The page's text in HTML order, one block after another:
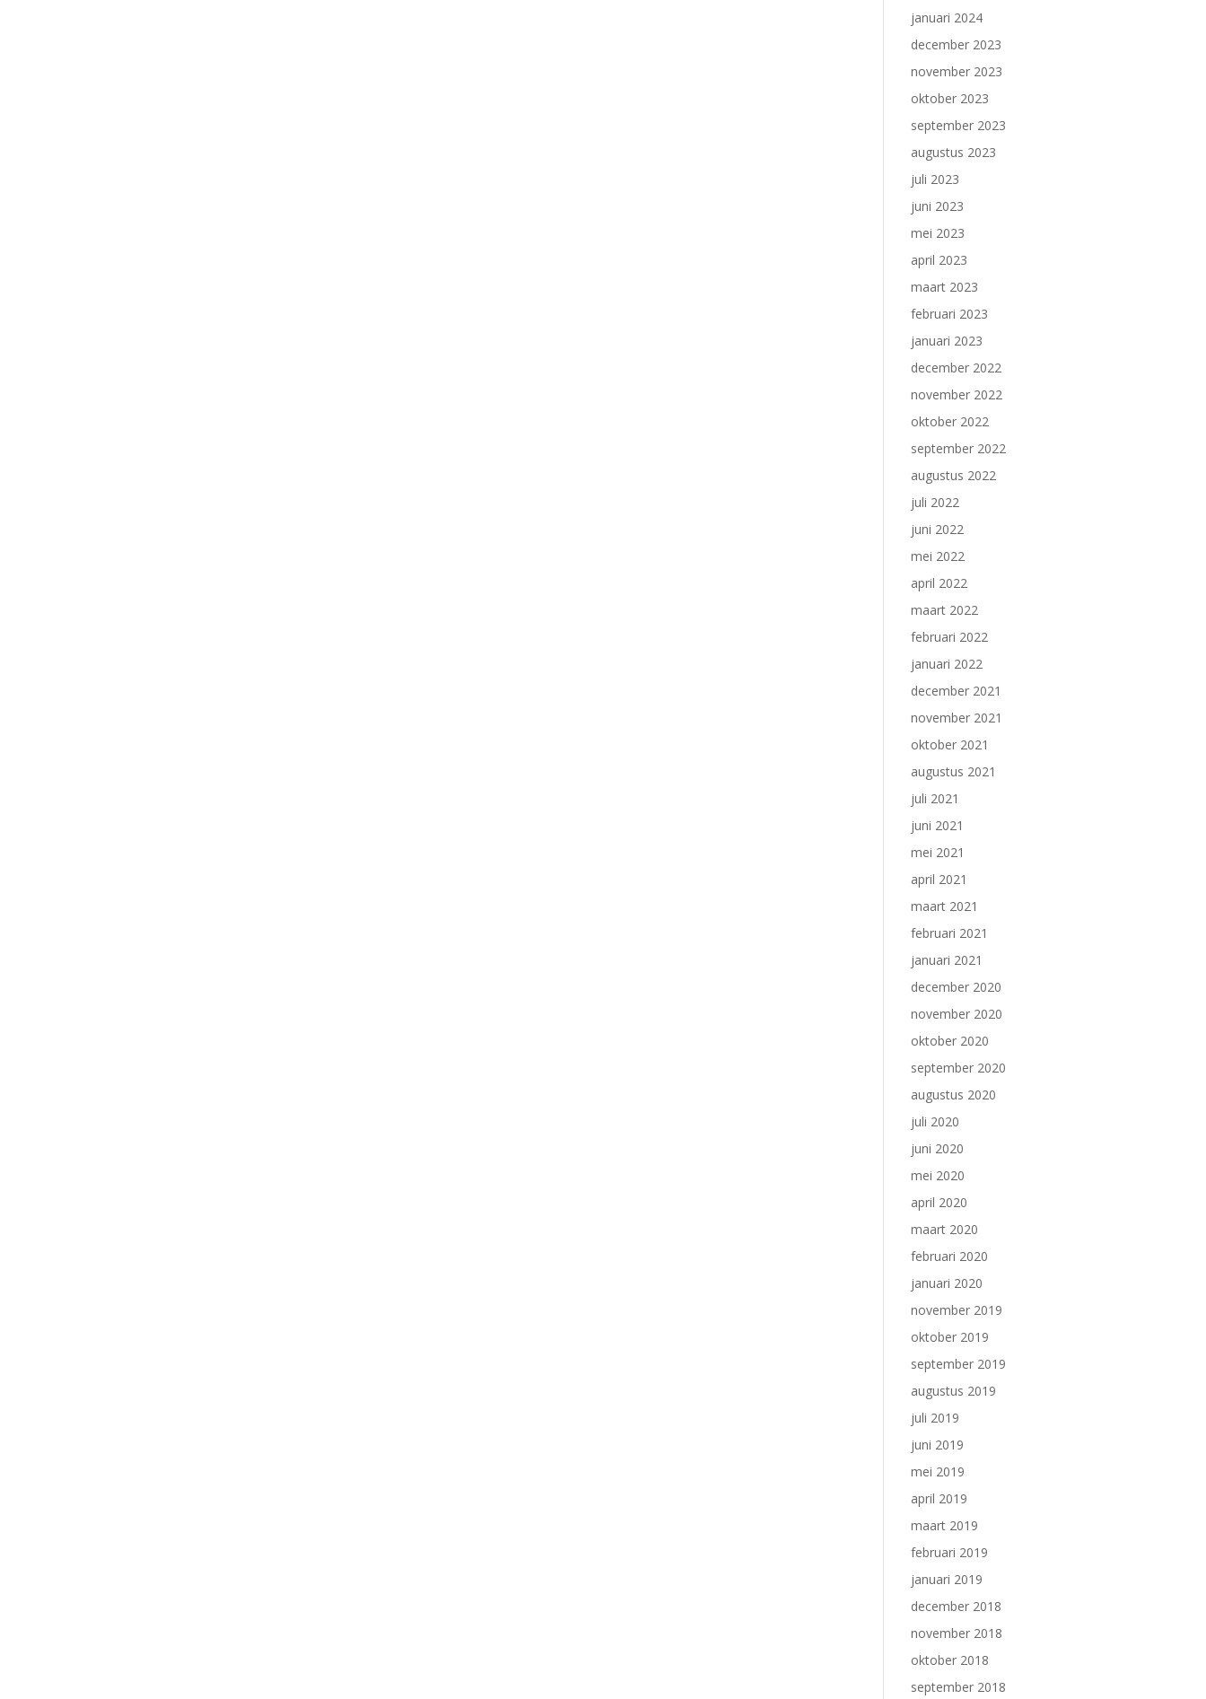
januari 2024
december 2023
november 2023
oktober 2023
september 2023
augustus 2023
juli 2023
juni 2023
mei 2023
april 2023
maart 2023
februari 2023
januari 2023
december 2022
november 2022
oktober 2022
september 2022
augustus 2022
juli 2022
juni 2022
mei 2022
april 2022
maart 2022
februari 2022
januari 2022
december 2021
november 2021
oktober 2021
augustus 2021
juli 2021
juni 2021
mei 2021
april 2021
maart 2021
februari 2021
januari 2021
december 2020
november 2020
oktober 2020
september 2020
augustus 2020
juli 2020
juni 2020
mei 2020
april 2020
maart 2020
februari 2020
januari 2020
november 2019
oktober 2019
september 2019
augustus 2019
juli 2019
juni 2019
mei 2019
april 2019
maart 2019
februari 2019
januari 2019
december 2018
november 2018
oktober 2018
september 2018